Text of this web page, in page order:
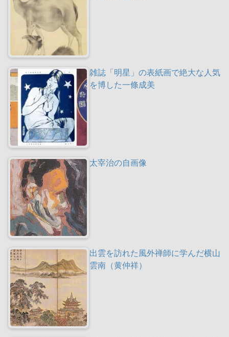
雑誌「明星」の表紙画で絶大な人気
を博した一條成美
太宰治の自画像
出雲を訪れた風外禅師に学んだ横山
雲南（黄仲祥）